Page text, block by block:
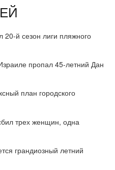
20-й сезон лиги пляжного
пропал 45-летний Дан
план городского
трех женщин, одна
грандиозный летний